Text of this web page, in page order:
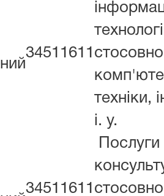
34511611 стосовно
техніки,
і. у.
34511611